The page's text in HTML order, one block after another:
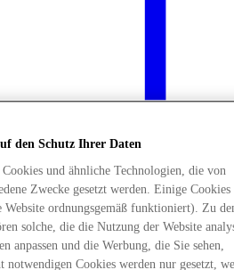
den Schutz Ihrer Daten
und ähnliche Technologien, die von
Zwecke gesetzt werden. Einige Cookies
ordnungsgemäß funktioniert). Zu
solche, die die Nutzung der Website
anpassen und die Werbung, die Sie sehen,
notwendigen Cookies werden nur gesetzt,